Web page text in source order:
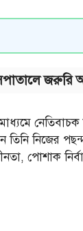
জরুরি
নিজের
পোশাক